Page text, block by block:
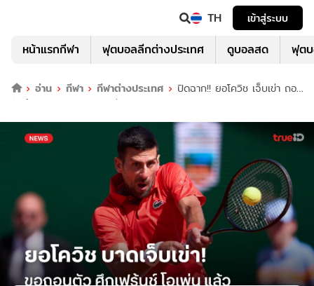
TH เข้าสู่ระบบ
หน้าแรกกีฬา ฟุตบอลลีกต่างประเทศ ดูบอลสด ฟุต
อ่าน กีฬา กีฬาต่างประเทศ
ปิดฉาก!! ยอโควิช เจ็บเข่า ถอน
ตัวศึกเทนนิส เฟร้นช์ โอเพ่น แล้ว